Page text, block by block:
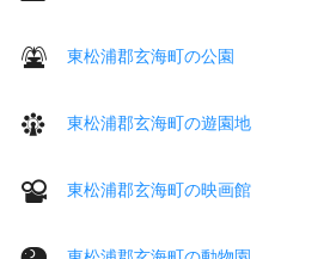
東松浦郡玄海町の公園
東松浦郡玄海町の遊園地
東松浦郡玄海町の映画館